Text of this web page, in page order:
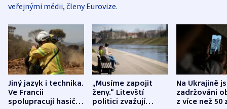
veřejnými médii, členy Eurovize.
Jiný jazyk i technika.
Ve Francii
spolupracují hasiči z
„Musíme zapojit
ženy.“ Litevští
politici zvažují
Na Ukrajině
zadržováni
z více než 50